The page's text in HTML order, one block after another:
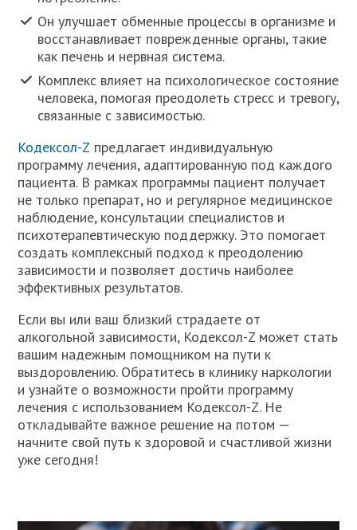
Он улучшает обменные процессы в организме и
восстанавливает поврежденные органы, такие
как печень и нервная система.
Комплекс влияет на психологическое состояние
человека, помогая преодолеть стресс и тревогу,
связанные с зависимостью.
Кодексол-Z предлагает индивидуальную
программу лечения, адаптированную под каждого
пациента. В рамках программы пациент получает
не только препарат, но и регулярное медицинское
наблюдение, консультации специалистов и
психотерапевтическую поддержку. Это помогает
создать комплексный подход к преодолению
зависимости и позволяет достичь наиболее
эффективных результатов.
Если вы или ваш близкий страдаете от
алкогольной зависимости, Кодексол-Z может стать
вашим надежным помощником на пути к
выздоровлению. Обратитесь в клинику наркологии
и узнайте о возможности пройти программу
лечения с использованием Кодексол-Z. Не
откладывайте важное решение на потом —
начните свой путь к здоровой и счастливой жизни
уже сегодня!